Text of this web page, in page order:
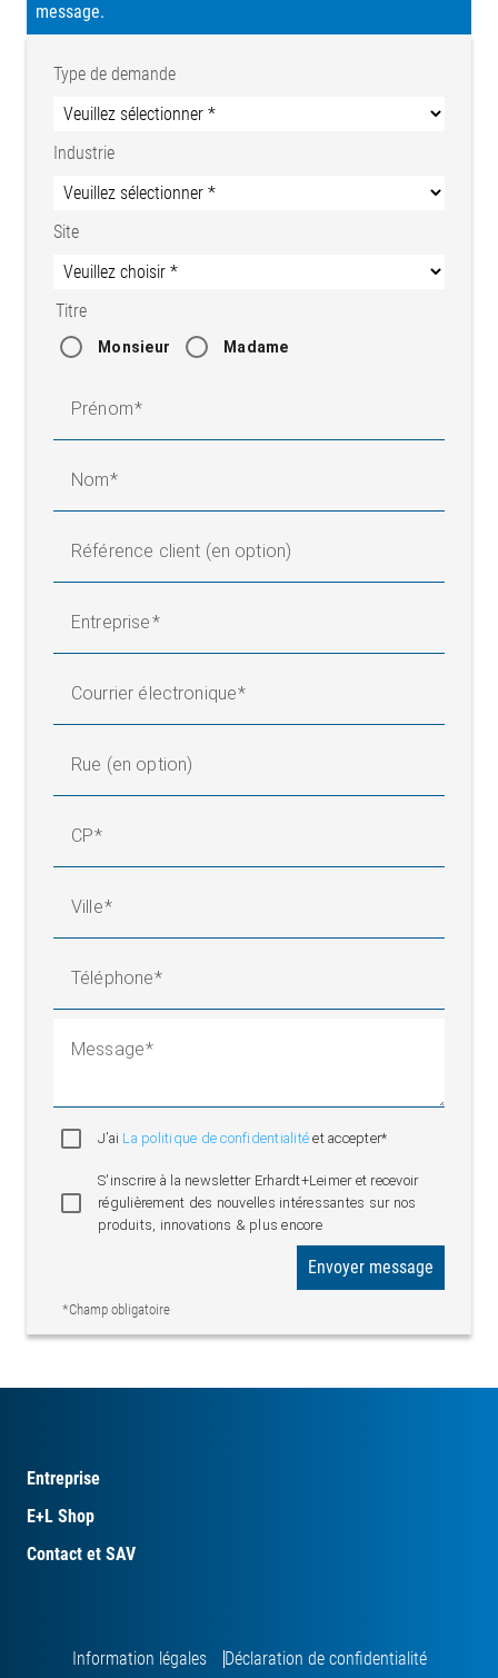
message.
Type de demande
Industrie
Site
Titre
Monsieur Madame
Prénom
Nom
Référence client (en option)
Entreprise
Courrier électronique
Rue (en option)
CP
Ville
Téléphone
Message
J’ai La politique de confidentialitéet accepter*
S'inscrire à la newsletter Erhardt+Leimer et recevoir
régulièrement des nouvelles intéressantes sur nos
produits, innovations & plus encore
*Champ obligatoire
Envoyer message
Entreprise
E+L Shop
Contact et SAV
Information légales Déclaration de confidentialité